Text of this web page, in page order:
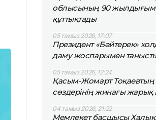
облысының 90
құттықтады
05 тамыз 2026, 17:07
Президент «Бәйтерек»
даму жоспарымен
05 тамыз 2026, 12:24
Қасым-Жомарт Тоқаевтың
сөздерінің жинағы жарық
04 тамыз 2026, 21:22
Мемлекет басшысы Халық